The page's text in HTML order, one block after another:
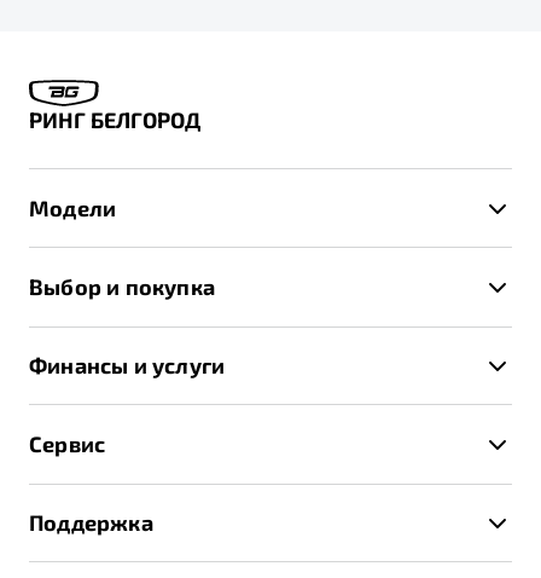
РИНГ БЕЛГОРОД
Модели
X70
Выбор и покупка
Спецпредложения и Акции
Записаться на тест-драйв
Получить предложение
Финансы и услуги
Трейд-ин
Страхование
Расчет КАСКО
Сервис
Руководство по эксплуатации
Поддержка